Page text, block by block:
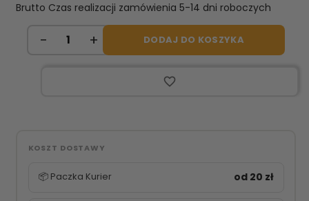
Brutto Czas realizacji zamówienia 5-14 dni roboczych
DODAJ DO KOSZYKA
favorite_border
KOSZT DOSTAWY
📦 Paczka Kurier od 20 zł